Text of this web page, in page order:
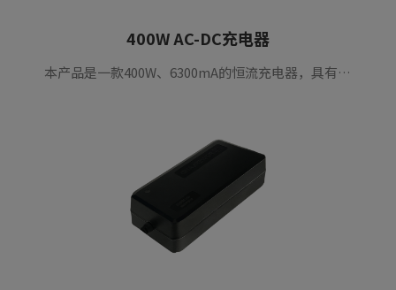
400W AC-DC充电器
本产品是一款400W、6300mA的恒流充电器，具有超高效率、高可靠性和长使用寿命，可用于电动摩托车和自行车。